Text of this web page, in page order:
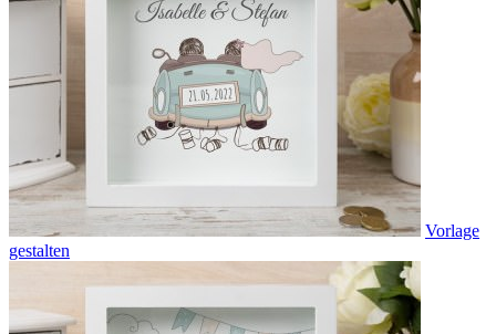
Vorlage
gestalten